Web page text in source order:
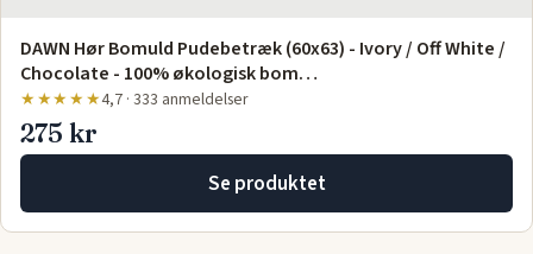
DAWN Hør Bomuld Pudebetræk (60x63) - Ivory / Off White /
Chocolate - 100% økologisk bom…
★★★★★4,7 · 333 anmeldelser
275 kr
Se produktet